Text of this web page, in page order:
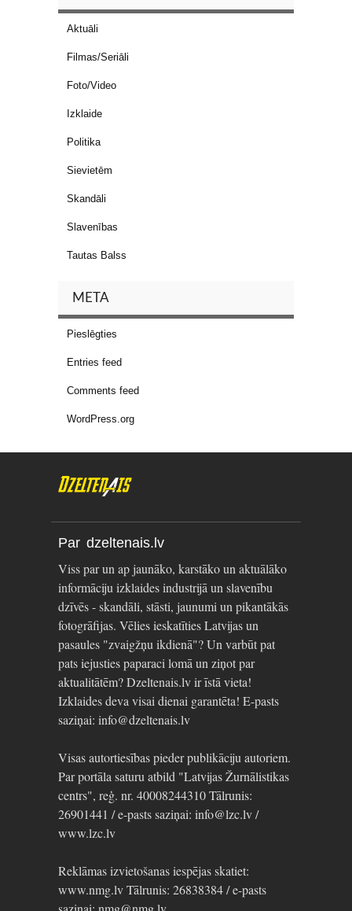
Aktuāli
Filmas/Seriāli
Foto/Video
Izklaide
Politika
Sievietēm
Skandāli
Slavenības
Tautas Balss
META
Pieslēgties
Entries feed
Comments feed
WordPress.org
Par dzeltenais.lv
Viss par un ap jaunāko, karstāko un aktuālāko
informāciju izklaides industrijā un slavenību
dzīvēs - skandāli, stāsti, jaunumi un pikantākās
fotogrāfijas. Vēlies ieskatīties Latvijas un
pasaules "zvaigžņu ikdienā"? Un varbūt pat
pats iejusties paparaci lomā un ziņot par
aktualitātēm? Dzeltenais.lv ir īstā vieta!
Izklaides deva visai dienai garantēta! E-pasts
saziņai: info@dzeltenais.lv
Visas autortiesības pieder publikāciju autoriem.
Par portāla saturu atbild "Latvijas Žurnālistikas
centrs", reģ. nr. 40008244310 Tālrunis:
26901441 / e-pasts saziņai: info@lzc.lv /
www.lzc.lv
Reklāmas izvietošanas iespējas skatiet:
www.nmg.lv Tālrunis: 26838384 / e-pasts